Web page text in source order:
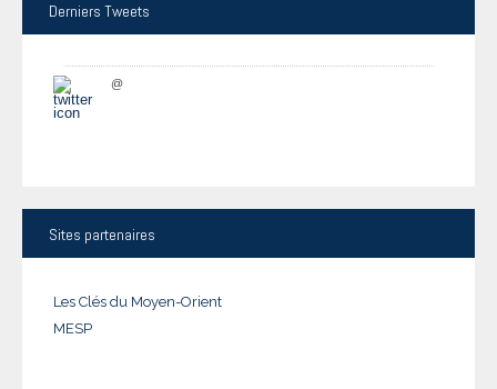
Derniers Tweets
@
Sites partenaires
Les Clés du Moyen-Orient
MESP